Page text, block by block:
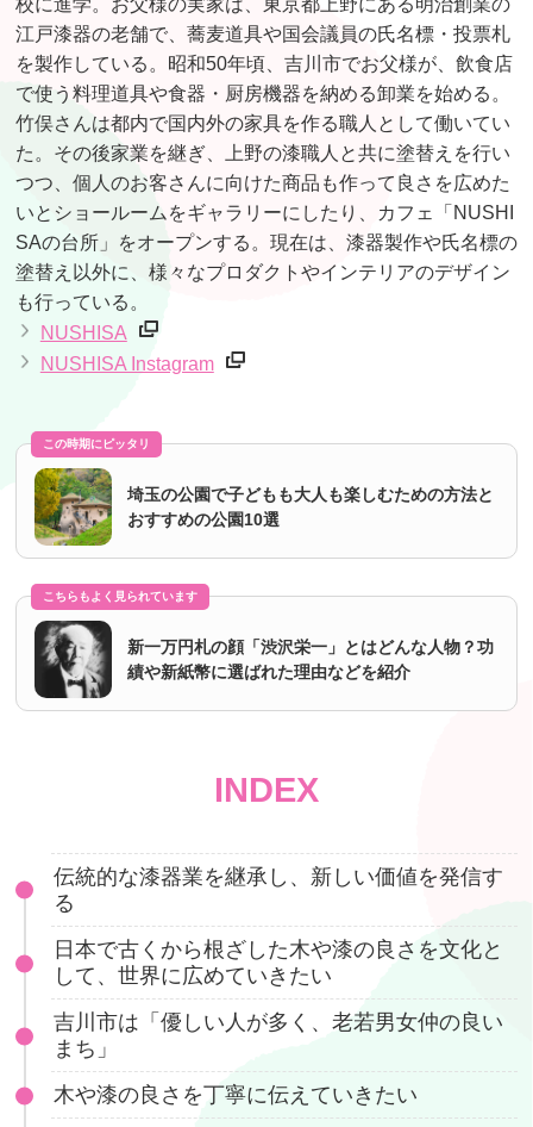
校に進学。お父様の実家は、東京都上野にある明治創業の
江戸漆器の老舗で、蕎麦道具や国会議員の氏名標・投票札
を製作している。昭和50年頃、吉川市でお父様が、飲食店
で使う料理道具や食器・厨房機器を納める卸業を始める。
竹俣さんは都内で国内外の家具を作る職人として働いてい
た。その後家業を継ぎ、上野の漆職人と共に塗替えを行い
つつ、個人のお客さんに向けた商品も作って良さを広めた
いとショールームをギャラリーにしたり、カフェ「NUSHI
SAの台所」をオープンする。現在は、漆器製作や氏名標の
塗替え以外に、様々なプロダクトやインテリアのデザイン
も行っている。
NUSHISA
NUSHISA Instagram
この時期にピッタリ
埼玉の公園で子どもも大人も楽しむための方法と
おすすめの公園10選
こちらもよく見られています
新一万円札の顔「渋沢栄一」とはどんな人物？功
績や新紙幣に選ばれた理由などを紹介
INDEX
伝統的な漆器業を継承し、新しい価値を発信す
る
日本で古くから根ざした木や漆の良さを文化と
して、世界に広めていきたい
吉川市は「優しい人が多く、老若男女仲の良い
まち」
木や漆の良さを丁寧に伝えていきたい